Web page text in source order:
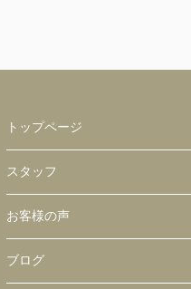
トップページ
スタッフ
お客様の声
ブログ